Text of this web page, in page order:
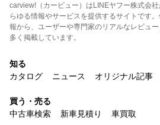
carview!（カービュー）はLINEヤフー株式会
らゆる情報やサービスを提供するサイトです
報から、ユーザーや専門家のリアルなレビュ
多く掲載しています。
知る
カタログ
ニュース オリジナル記事
買う・売る
中古車検索
新車見積り 車買取